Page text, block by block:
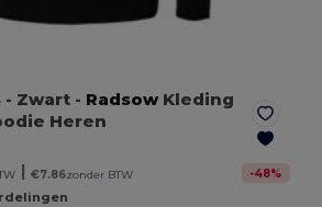
- Zwart - RadsowKleding
Heren
| €7.86zonder BTW -48%